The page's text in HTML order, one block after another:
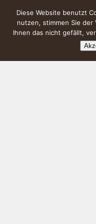
Diese Website benutzt
nutzen, stimmen Sie der
Ihnen das nicht gefällt,